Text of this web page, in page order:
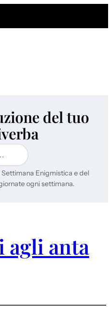
del tuo
Enigmistica e del
ogni settimana.
agli anta